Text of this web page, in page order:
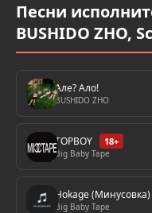
Песни
BUSHIDO ZHO,
Але? Ало!
BUSHIDO ZHO
TOPBOY 18+
Big Baby Tape
Hokage (Минусовка)
Big Baby Tape